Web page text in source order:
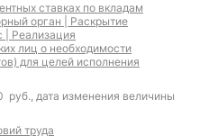
ставках по вкладам
орган | Раскрытие
| Реализация
лиц о необходимости
для целей исполнения
дата изменения величины
труда